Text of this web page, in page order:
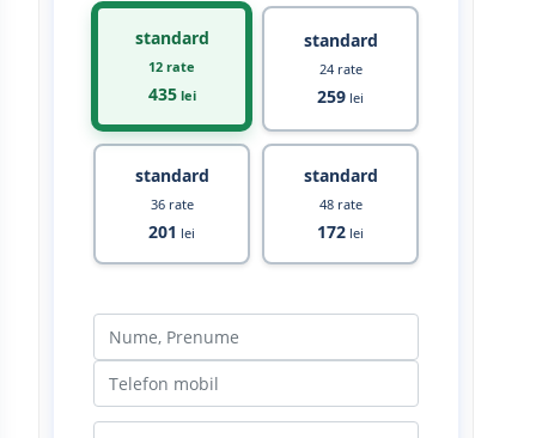
standard
12 rate
435lei
standard
24 rate
259 lei
standard
36 rate
201 lei
standard
48 rate
172 lei